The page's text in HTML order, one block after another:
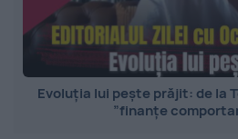
Evoluția lui pește prăjit: de la
”finanțe